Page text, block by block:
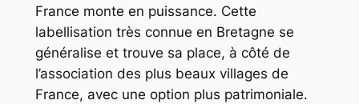
France monte en puissance. Cette
labellisation très connue en Bretagne se
généralise et trouve sa place, à côté de
l’association des plus beaux villages de
France, avec une option plus patrimoniale.